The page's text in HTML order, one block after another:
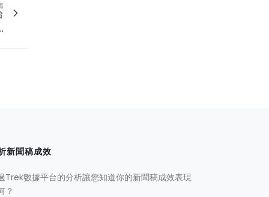
新聞稿成效
Trek數據平台的分析讓您知道你的新聞稿成效表現
？